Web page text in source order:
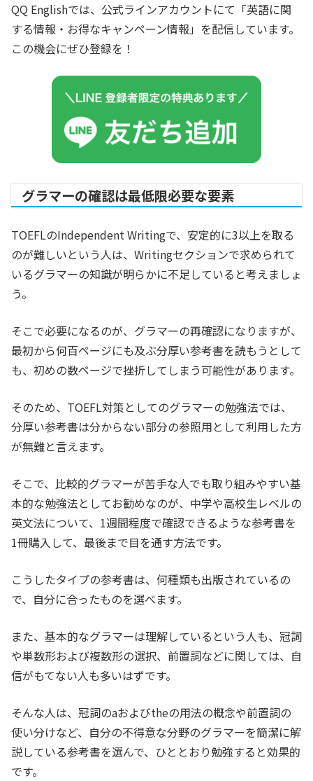
QQ Englishでは、公式ラインアカウントにて「英語に関
する情報・お得なキャンペーン情報」を配信しています。
この機会にぜひ登録を！
グラマーの確認は最低限必要な要素
TOEFLのIndependent Writingで、安定的に3以上を取る
のが難しいという人は、Writingセクションで求められて
いるグラマーの知識が明らかに不足していると考えましょ
う。
そこで必要になるのが、グラマーの再確認になりますが、
最初から何百ページにも及ぶ分厚い参考書を読もうとして
も、初めの数ページで挫折してしまう可能性があります。
そのため、TOEFL対策としてのグラマーの勉強法では、
分厚い参考書は分からない部分の参照用として利用した方
が無難と言えます。
そこで、比較的グラマーが苦手な人でも取り組みやすい基
本的な勉強法としてお勧めなのが、中学や高校生レベルの
英文法について、1週間程度で確認できるような参考書を
1冊購入して、最後まで目を通す方法です。
こうしたタイプの参考書は、何種類も出版されているの
で、自分に合ったものを選べます。
また、基本的なグラマーは理解しているという人も、冠詞
や単数形および複数形の選択、前置詞などに関しては、自
信がもてない人も多いはずです。
そんな人は、冠詞のaおよびtheの用法の概念や前置詞の
使い分けなど、自分の不得意な分野のグラマーを簡潔に解
説している参考書を選んで、ひととおり勉強すると効果的
です。